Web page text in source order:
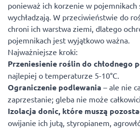
ponieważ ich korzenie w pojemnikach
wychładzają. W przeciwieństwie do
chroni ich warstwa ziemi, dlatego
pojemnikach jest wyjątkowo ważna.
Najważniejsze kroki:
Przeniesienie roślin do chłodnego
najlepiej o temperaturze 5-10°C.
Ograniczenie podlewania – ale nie
zaprzestanie; gleba nie może
Izolacja donic, które muszą
owijanie ich jutą, styropianem,